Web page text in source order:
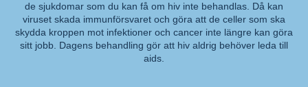
Kommentar:
de sjukdomar som du kan få om hiv inte behandlas. Då kan
viruset skada immunförsvaret och göra att de celler som ska
skydda kroppen mot infektioner och cancer inte längre kan göra
sitt jobb. Dagens behandling gör att hiv aldrig behöver leda till
aids.